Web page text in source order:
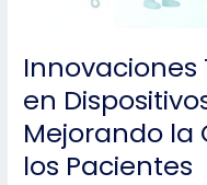
Innovaciones
en
Mejorando la
los Pacientes